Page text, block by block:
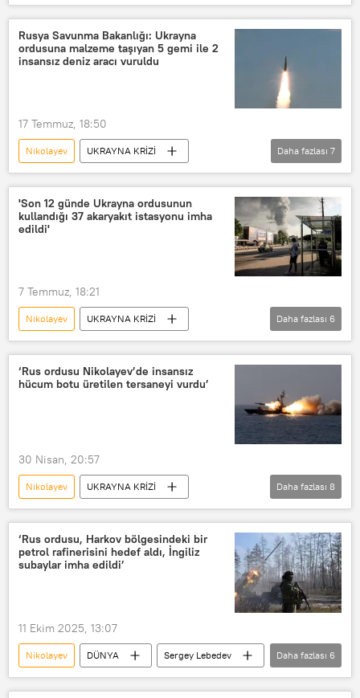
Ukrayna
Odessa
Rusya Savunma Bakanlığı
Rusya Silahlı Kuvvetleri
Rusya Savunma Bakanlığı: Ukrayna
ordusuna malzeme taşıyan 5 gemi ile 2
insansız deniz aracı vuruldu
17 Temmuz, 18:50
Nikolayev
UKRAYNA KRİZİ
Rusya Savunma Bakanlığı
Rus ordusu
Ukrayna
Odessa
Lancet
Ukrayna Silahlı Kuvvetleri
Daha fazlası 7
'Son 12 günde Ukrayna ordusunun
kullandığı 37 akaryakıt istasyonu imha
edildi'
7 Temmuz, 18:21
Nikolayev
UKRAYNA KRİZİ
Rusya Savunma Bakanlığı
Ukrayna
Zaporojye
Rusya Silahlı Kuvvetleri
Varyag
İnsansız Hava Aracı (İHA)
Daha fazlası 6
‘Rus ordusu Nikolayev’de insansız
hücum botu üretilen tersaneyi vurdu’
30 Nisan, 20:57
Nikolayev
UKRAYNA KRİZİ
Sergey Lebedev
Ukrayna
Kiev
Rusya
Rus ordusu
Tersane
Saldırı
Daha fazlası 8
‘Rus ordusu, Harkov bölgesindeki bir
petrol rafinerisini hedef aldı, İngiliz
subaylar imha edildi’
11 Ekim 2025, 13:07
Nikolayev DÜNYA
Sergey Lebedev
Harkov
Rusya
Rus ordusu
Daha fazlası 6